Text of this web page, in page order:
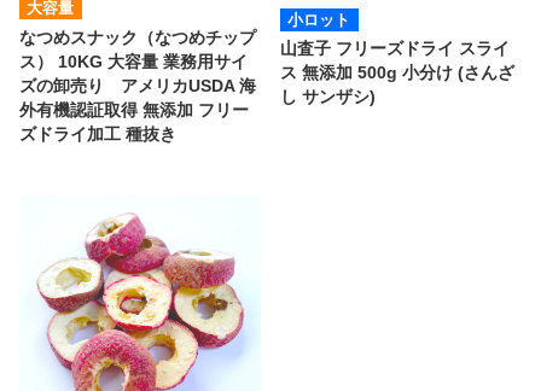
大容量
なつめスナック（なつめチップ
ス） 10KG 大容量 業務用サイ
ズの卸売り アメリカUSDA 海
外有機認証取得 無添加 フリー
ズドライ加工 種抜き
小ロット
山査子 フリーズドライ スライ
ス 無添加 500g 小分け (さんざ
し サンザシ)